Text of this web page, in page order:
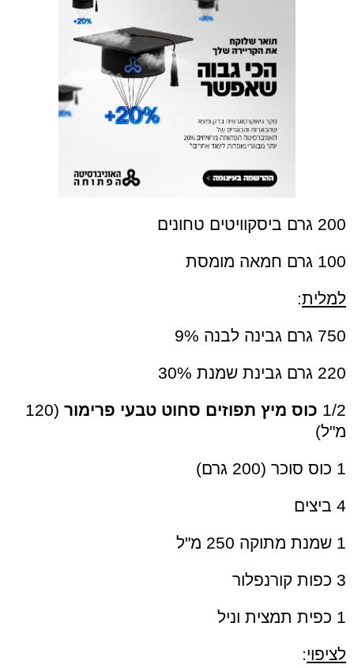
200 גרם ביסקוויטים טחונים
100 גרם חמאה מומסת
למלית:
750 גרם גבינה לבנה 9%
220 גרם גבינת שמנת 30%
1/2 כוס מיץ תפוזים סחוט טבעי פרימור
(120
מ"ל)
1 כוס סוכר (200 גרם)
4 ביצים
1 שמנת מתוקה 250 מ"ל
3 כפות קורנפלור
1 כפית תמצית וניל
לציפוי: